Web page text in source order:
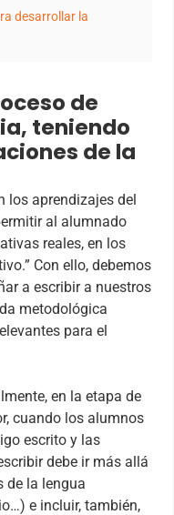
desarrollar la
de
teniendo
de la
los aprendizajes del
al alumnado
reales, en los
Con ello, debemos
a escribir a nuestros
metodológica
para el
en la etapa de
cuando los alumnos
escrito y las
debe ir más allá
de la lengua
e incluir, también,